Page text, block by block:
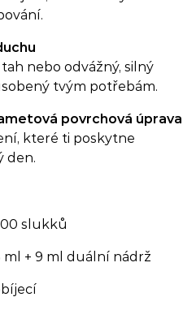
nebo odvážný, silný
tvým potřebám.
povrchová úprava
které ti poskytne
den.
slukků
ml + 9 ml duální nádrž